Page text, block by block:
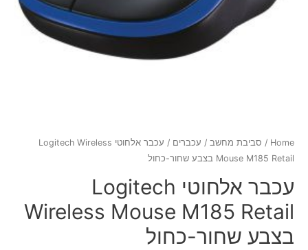
Home
/ סביבת מחשב / עכברים
/ עכבר אלחוטי Logitech Wireless
Mouse M185 Retail בצבע שחור-כחול
עכבר אלחוטי Logitech
Wireless Mouse M185 Retail
בצבע שחור-כחול